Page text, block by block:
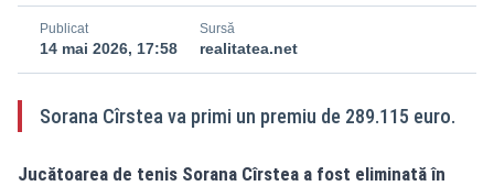
Publicat
14 mai 2026, 17:58
Sursă
realitatea.net
Sorana Cîrstea va primi un premiu de 289.115 euro.
Jucătoarea de tenis Sorana Cîrstea a fost eliminată în